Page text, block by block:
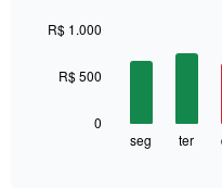
mês
gráfico
tem
chart
with
bars.
graphic.
seg ter
0
R$ 500
R$ 1.000